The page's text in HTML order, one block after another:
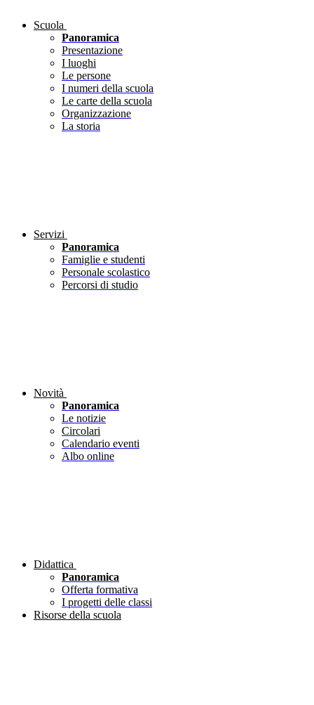
Scuola
Panoramica
Presentazione
I luoghi
Le persone
I numeri della scuola
Le carte della scuola
Organizzazione
La storia
Servizi
Panoramica
Famiglie e studenti
Personale scolastico
Percorsi di studio
Novità
Panoramica
Le notizie
Circolari
Calendario eventi
Albo online
Didattica
Panoramica
Offerta formativa
I progetti delle classi
Risorse della scuola